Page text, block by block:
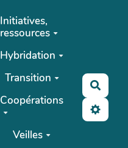
Initiatives,
ressources
Hybridation
Transition
Coopérations
Veilles